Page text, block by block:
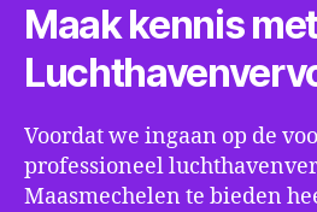
Maak kennis
Voordat we ingaan op de
professioneel
Maasmechelen te bieden